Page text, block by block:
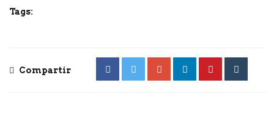
Tags:
Compartir